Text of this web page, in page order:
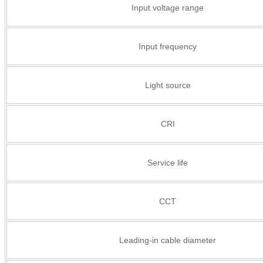
Input voltage range
Input frequency
Light source
CRI
Service life
CCT
Leading-in cable diameter